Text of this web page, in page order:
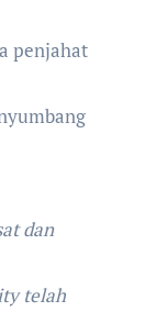
penjahat
dan
telah